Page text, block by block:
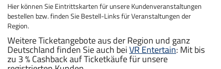
Hier können Sie Eintrittskarten für unsere Kundenveranstaltungen
bestellen bzw. finden Sie Bestell-Links für Veranstaltungen der
Region.
Weitere Ticketangebote aus der Region und ganz
Deutschland finden Sie auch beiVR Entertain: Mit bis
zu 3 % Cashback auf Ticketkäufe für unsere